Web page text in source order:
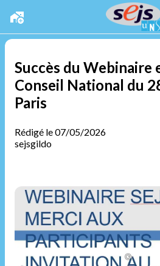
Succès du Webinaire
Conseil National du
Paris
Rédigé le 07/05/2026
sejsgildo